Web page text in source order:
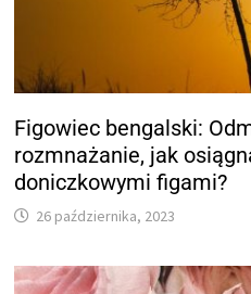
Figowiec bengalski:
rozmnażanie, jak
doniczkowymi figami?
26 października, 2023